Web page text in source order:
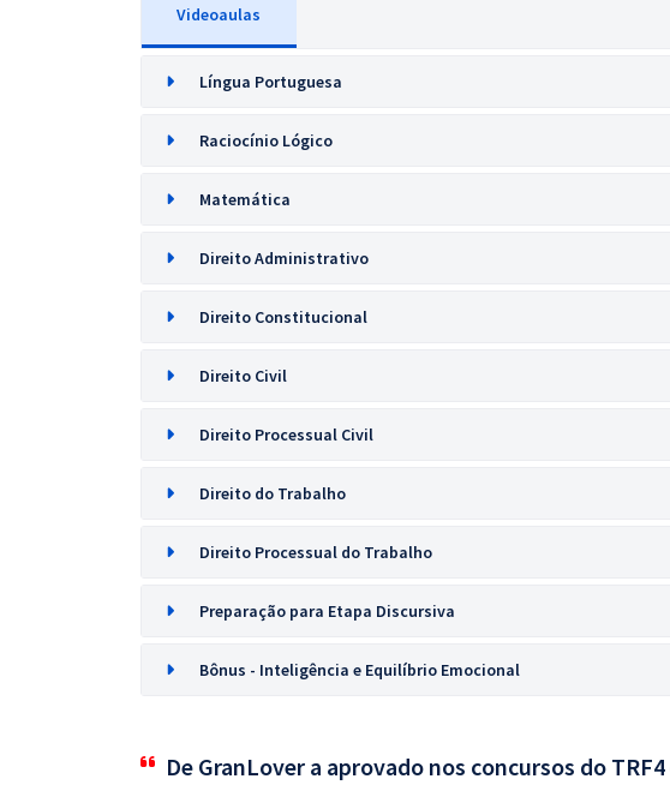
Videoaulas
Língua Portuguesa
Raciocínio Lógico
Matemática
Direito Administrativo
Direito Constitucional
Direito Civil
Direito Processual Civil
Direito do Trabalho
Direito Processual do Trabalho
Preparação para Etapa Discursiva
Bônus - Inteligência e Equilíbrio Emocional
De GranLover a aprovado nos concursos do